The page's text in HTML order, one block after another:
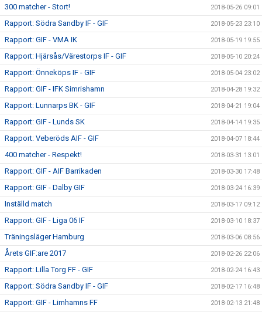
300 matcher - Stort! 2018-05-26 09:01
Rapport: Södra Sandby IF - GIF 2018-05-23 23:10
Rapport: GIF - VMA IK 2018-05-19 19:55
Rapport: Hjärsås/Värestorps IF - GIF 2018-05-10 20:24
Rapport: Önneköps IF - GIF 2018-05-04 23:02
Rapport: GIF - IFK Simrishamn 2018-04-28 19:32
Rapport: Lunnarps BK - GIF 2018-04-21 19:04
Rapport: GIF - Lunds SK 2018-04-14 19:35
Rapport: Veberöds AIF - GIF 2018-04-07 18:44
400 matcher - Respekt! 2018-03-31 13:01
Rapport: GIF - AIF Barrikaden 2018-03-30 17:48
Rapport: GIF - Dalby GIF 2018-03-24 16:39
Inställd match 2018-03-17 09:12
Rapport: GIF - Liga 06 IF 2018-03-10 18:37
Träningsläger Hamburg 2018-03-06 08:56
Årets GIF:are 2017 2018-02-26 22:06
Rapport: Lilla Torg FF - GIF 2018-02-24 16:43
Rapport: Södra Sandby IF - GIF 2018-02-17 16:48
Rapport: GIF - Limhamns FF 2018-02-13 21:48